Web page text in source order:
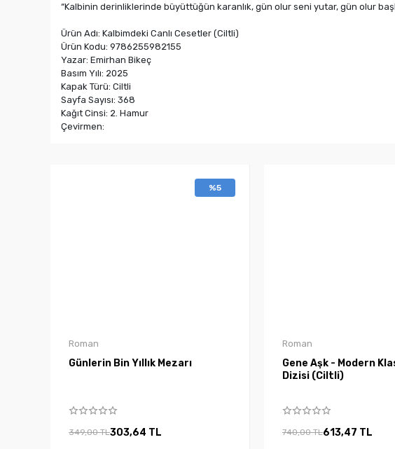
“Kalbinin derinliklerinde büyüttüğün karanlık, gün olur seni yutar, gün olur
Ürün Adı: Kalbimdeki Canlı Cesetler (Ciltli)
Ürün Kodu: 9786255982155
Yazar: Emirhan Bikeç
Basım Yılı: 2025
Kapak Türü: Ciltli
Sayfa Sayısı: 368
Kağıt Cinsi: 2. Hamur
Çevirmen:
%5
Roman
Günlerin Bin Yıllık Mezarı
349,00 TL303,64 TL
Roman
Gene Aşk - Modern
Dizisi (Ciltli)
740,00 TL613,47 TL